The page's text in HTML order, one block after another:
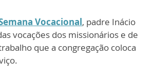
Vocacional, padre Inácio
vocações dos missionários e de
que a congregação coloca